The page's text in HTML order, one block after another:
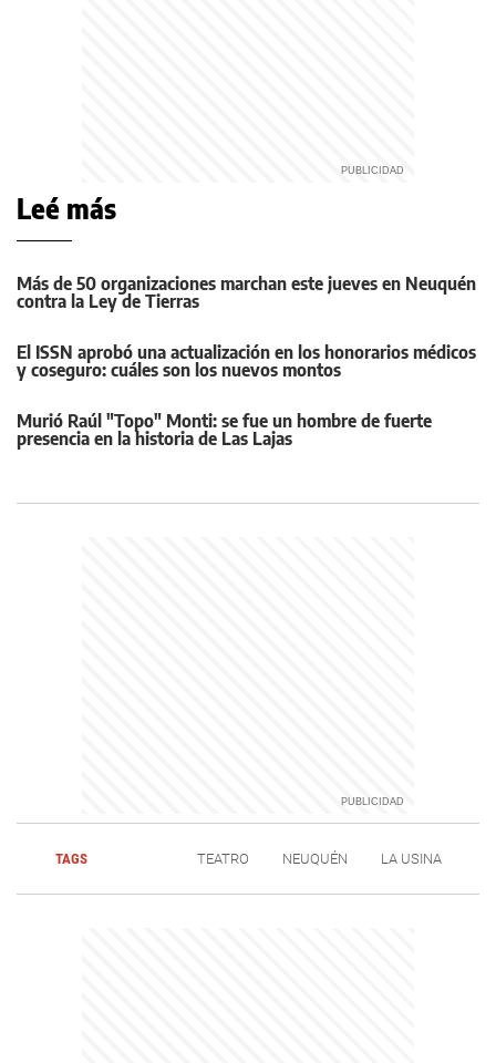
Leé más
Más de 50 organizaciones marchan este jueves en Neuquén
contra la Ley de Tierras
El ISSN aprobó una actualización en los honorarios médicos
y coseguro: cuáles son los nuevos montos
Murió Raúl "Topo" Monti: se fue un hombre de fuerte
presencia en la historia de Las Lajas
TAGS TEATRO NEUQUÉN LA USINA